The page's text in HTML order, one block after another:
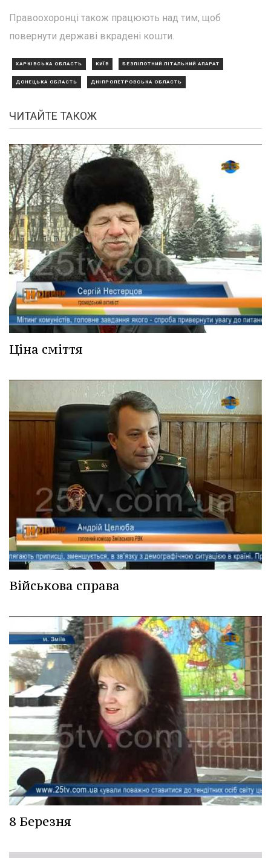
Правоохоронці також працюють над тим, щоб
повернути державі вкрадені кошти.
ХАРКІВСЬКА ОБЛАСТЬ КИЇВ БЕЗПІЛОТНИЙ ЛІТАЛЬНИЙ АПАРАТ
ДОНЕЦЬКА ОБЛАСТЬ ДНІПРОПЕТРОВСЬКА ОБЛАСТЬ
ЧИТАЙТЕ ТАКОЖ
Ціна сміття
Військова справа
8 Березня